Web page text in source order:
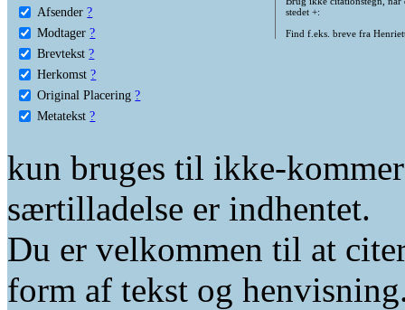
Afsender ?
Modtager ?
Brevtekst ?
Herkomst ?
Original Placering ?
Metatekst ?
stedet +:
Find f.eks. breve fra
kun bruges til ikke-
særtilladelse er indhentet.
Du er velkommen til at
form af tekst og